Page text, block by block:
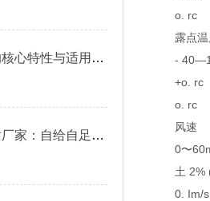
小型光伏气象站的核心特性与适用场景
太阳能光伏气象站厂家：自给自足适配无电场景
o. rc
露点温
-
+o. rc
o. rc
风速
0〜
土 2%
0. Im/s